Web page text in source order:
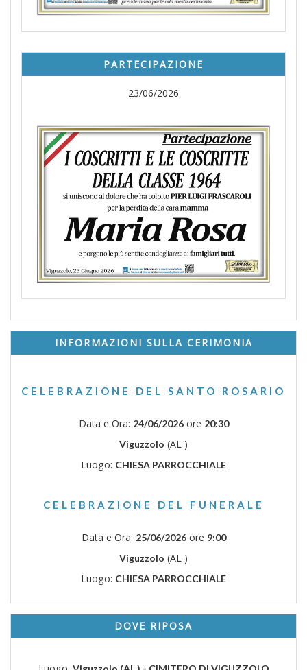
PARTECIPAZIONE
23/06/2026
INFORMAZIONI SULLA CERIMONIA
CELEBRAZIONE DEL SANTO ROSARIO
Data e Ora: 24/06/2026ore 20:30
Viguzzolo (AL )
Luogo: CHIESA PARROCCHIALE
CELEBRAZIONE DEL FUNERALE
Data e Ora: 25/06/2026ore 9:00
Viguzzolo (AL )
Luogo: CHIESA PARROCCHIALE
DOVE RIPOSA